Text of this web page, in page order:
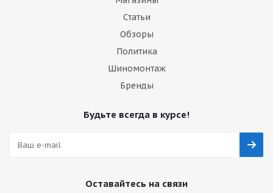
Статьи
Обзоры
Политика
Шиномонтаж
Бренды
Будьте всегда в курсе!
Оставайтесь на связи